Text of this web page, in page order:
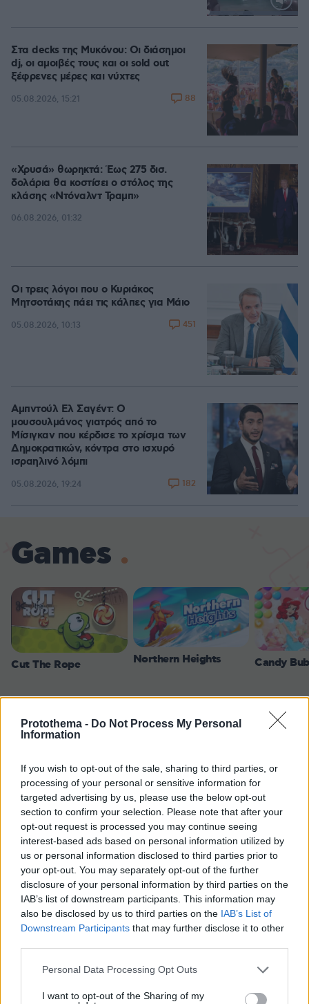
Protothema - Do Not Process My Personal
Information
If you wish to opt-out of the sale, sharing to third parties, or
processing of your personal or sensitive information for
targeted advertising by us, please use the below opt-out
section to confirm your selection. Please note that after your
opt-out request is processed you may continue seeing
interest-based ads based on personal information utilized by
us or personal information disclosed to third parties prior to
your opt-out. You may separately opt-out of the further
disclosure of your personal information by third parties on the
IAB’s list of downstream participants. This information may
also be disclosed by us to third parties on the IAB’s List of
Downstream Participants that may further disclose it to other
Please note that this website/app uses one or more Google
not limited to your visit or usage behaviour. You may click to
Personal Data Processing Opt Outs
I want to opt-out of the Sharing of my
Loaded
Στα decks της Μυκόνου: Οι διάσημοι
dj, οι αμοιβές τους και οι sold out
ξέφρενες μέρες και νύχτες
05.08.2026, 15:21 88
«Χρυσά» θωρηκτά: Έως 275 δισ.
δολάρια θα κοστίσει ο στόλος της
κλάσης «Ντόναλντ Τραμπ»
06.08.2026, 01:32
Οι τρεις λόγοι που ο Κυριάκος
Μητσοτάκης πάει τις κάλπες για Μάιο
05.08.2026, 10:13 451
Αμπντούλ Ελ Σαγέντ: Ο
μουσουλμάνος γιατρός από το
Μίσιγκαν που κέρδισε το χρίσμα των
Δημοκρατικών, κόντρα στο ισχυρό
ισραηλινό λόμπι
05.08.2026, 19:24 182
Games
Cut The Rope Northern Heights Candy
Best of Network